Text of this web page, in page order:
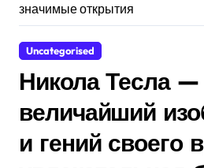
значимые открытия
Uncategorised
Никола Тесла —
величайший
и гений своего